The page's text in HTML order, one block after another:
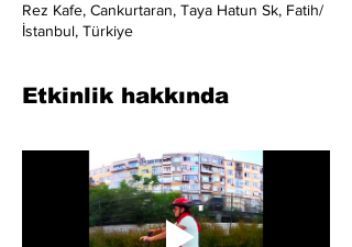
Rez Kafe, Cankurtaran, Taya Hatun Sk, Fatih/
İstanbul, Türkiye
Etkinlik hakkında